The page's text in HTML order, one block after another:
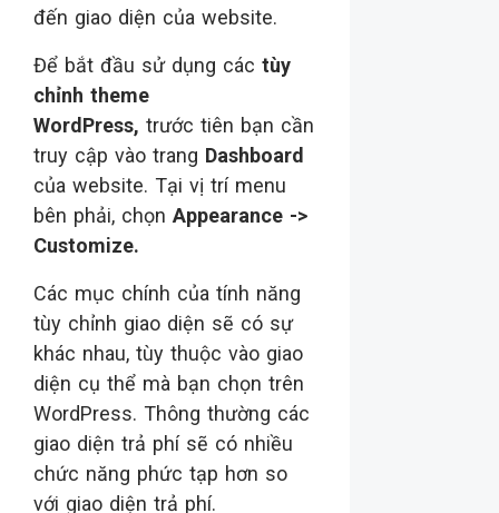
đến giao diện của website.
Để bắt đầu sử dụng các tùy
chỉnh theme
WordPress, trước tiên bạn cần
truy cập vào trang Dashboard
của website. Tại vị trí menu
bên phải, chọn Appearance ->
Customize.
Các mục chính của tính năng
tùy chỉnh giao diện sẽ có sự
khác nhau, tùy thuộc vào giao
diện cụ thể mà bạn chọn trên
WordPress. Thông thường các
giao diện trả phí sẽ có nhiều
chức năng phức tạp hơn so
với giao diện trả phí.